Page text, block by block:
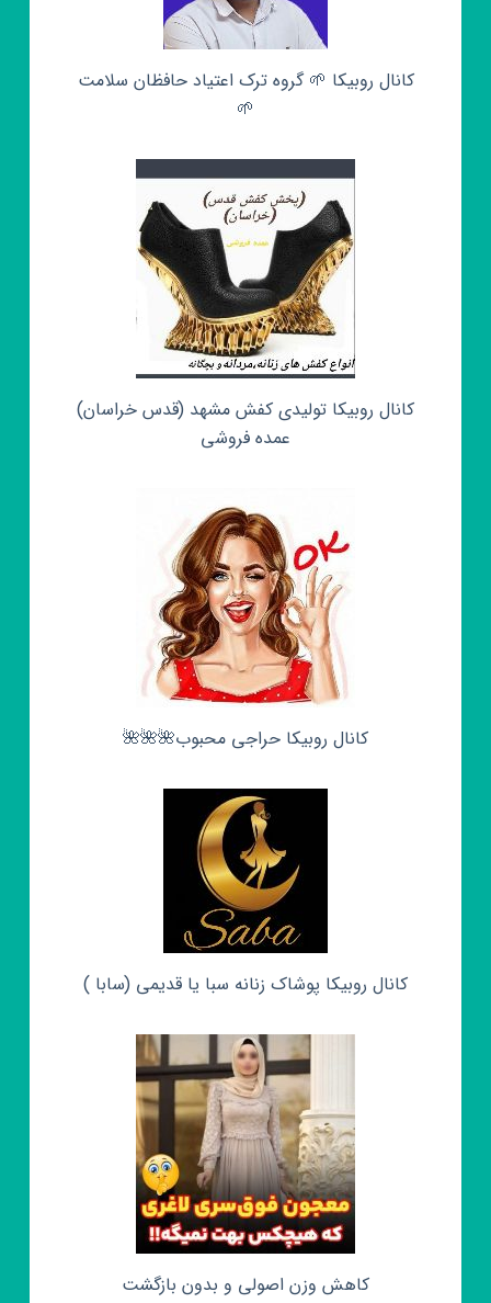
کانال روبیکا 🌱 گروه ترک اعتیاد حافظان سلامت
🌱
کانال روبیکا تولیدی کفش مشهد (قدس خراسان)
عمده فروشی
کانال روبیکا حراجی محبوب🌺🌺🌺
کانال روبیکا پوشاک زنانه سبا یا قدیمی (سابا )
کاهش وزن اصولی و بدون بازگشت